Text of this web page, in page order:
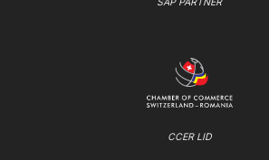
CCER LID